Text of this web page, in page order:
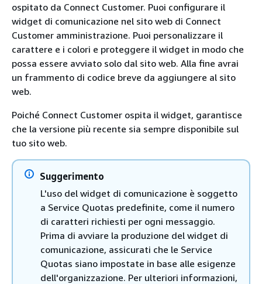
ospitato da Connect Customer. Puoi configurare il
widget di comunicazione nel sito web di Connect
Customer amministrazione. Puoi personalizzare il
carattere e i colori e proteggere il widget in modo che
possa essere avviato solo dal sito web. Alla fine avrai
un frammento di codice breve da aggiungere al sito
web.
Poiché Connect Customer ospita il widget, garantisce
che la versione più recente sia sempre disponibile sul
tuo sito web.
Suggerimento
L'uso del widget di comunicazione è soggetto
a Service Quotas predefinite, come il numero
di caratteri richiesti per ogni messaggio.
Prima di avviare la produzione del widget di
comunicazione, assicurati che le Service
Quotas siano impostate in base alle esigenze
dell'organizzazione. Per ulteriori informazioni,